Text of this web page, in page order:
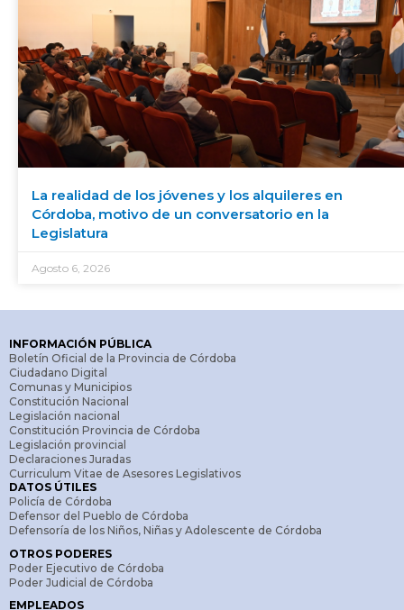
La realidad de los jóvenes y los alquileres en
Córdoba, motivo de un conversatorio en la
Legislatura
Agosto 6, 2026
INFORMACIÓN PÚBLICA
Boletín Oficial de la Provincia de Córdoba
Ciudadano Digital
Comunas y Municipios
Constitución Nacional
Legislación nacional
Constitución Provincia de Córdoba
Legislación provincial
Declaraciones Juradas
Curriculum Vitae de Asesores Legislativos
DATOS ÚTILES
Policía de Córdoba
Defensor del Pueblo de Córdoba
Defensoría de los Niños, Niñas y Adolescente de Córdoba
OTROS PODERES
Poder Ejecutivo de Córdoba
Poder Judicial de Córdoba
EMPLEADOS